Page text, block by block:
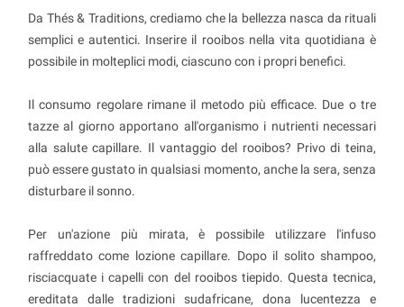
Da Thés & Traditions, crediamo che la bellezza nasca da rituali
semplici e autentici. Inserire il rooibos nella vita quotidiana è
possibile in molteplici modi, ciascuno con i propri benefici.
Il consumo regolare rimane il metodo più efficace. Due o tre
tazze al giorno apportano all'organismo i nutrienti necessari
alla salute capillare. Il vantaggio del rooibos? Privo di teina,
può essere gustato in qualsiasi momento, anche la sera, senza
disturbare il sonno.
Per un'azione più mirata, è possibile utilizzare l'infuso
raffreddato come lozione capillare. Dopo il solito shampoo,
risciacquate i capelli con del rooibos tiepido. Questa tecnica,
ereditata dalle tradizioni sudafricane, dona lucentezza e